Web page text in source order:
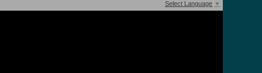
Select Language ▼